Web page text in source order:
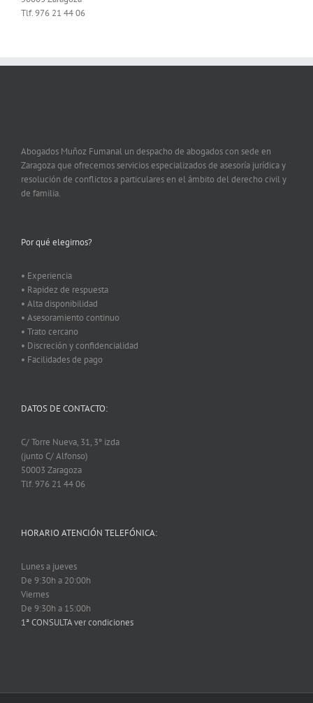
Tlf. 976 21 44 06
Abogados Muñoz Fumanal un despacho de abogados con sede en
Zaragoza que ofrecemos servicios especializados de asesoría jurídica y
resolución de conflictos a particulares en el ámbito del derecho civil y
de familia.
Por qué elegirnos?
• Experiencia
• Rapidez de respuesta
• Alta disponibilidad
• Asesoramiento continuo
• Trato cercano
• Discreción y confidencialidad
• Facilidades de pago
DATOS DE CONTACTO:
C/ Torre Nueva, 31, 3º izda
(junto C/ Alfonso)
50003 Zaragoza
Tlf. 976 21 44 06
HORARIO ATENCIÓN TELEFÓNICA:
Lunes a jueves
De 9:30h a 20:00h
Viernes
De 9:30h a 15:00h
1ª CONSULTA ver condiciones